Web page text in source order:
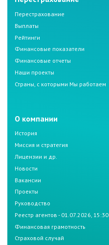
Перестрахование
Выплаты
Рейтинги
Финансовые показатели
Финансовые отчеты
Наши проекты
Страны, с которыми Мы работаем
О компании
История
Миссия и стратегия
Лицензии и др.
Новости
Вакансии
Проекты
Руководство
Реестр агентов - 01.07.2026, 15:30
Финансовая грамотность
Страховой случай